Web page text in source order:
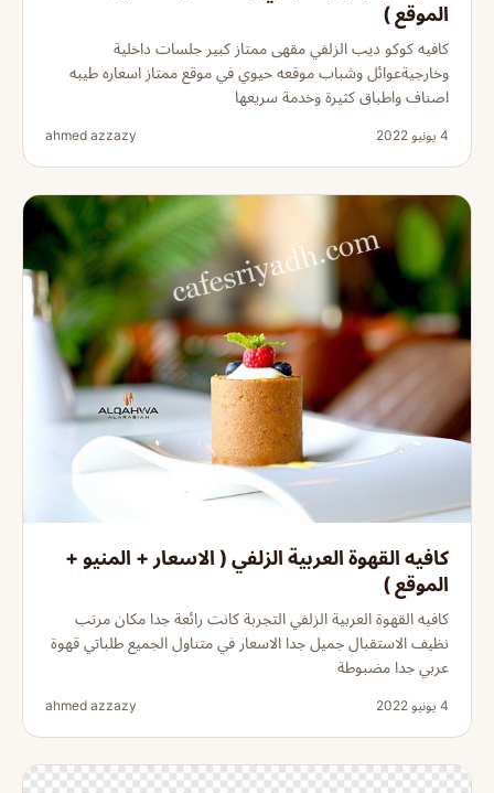
الموقع )
كافيه كوكو ديب الزلفي مقهى ممتاز كبير جلسات داخلية
وخارجيةعوائل وشباب موقعه حيوي في موقع ممتاز اسعاره طيبه
اصناف واطباق كثيرة وخدمة سريعها
4 يونيو 2022 ahmed azzazy
كافيه القهوة العربية الزلفي ( الاسعار + المنيو +
الموقع )
كافيه القهوة العربية الزلفي التجربة كانت رائعة جدا مكان مرتب
نظيف الاستقبال جميل جدا الاسعار في متناول الجميع طلباتي قهوة
عربي جدا مضبوطة
4 يونيو 2022 ahmed azzazy